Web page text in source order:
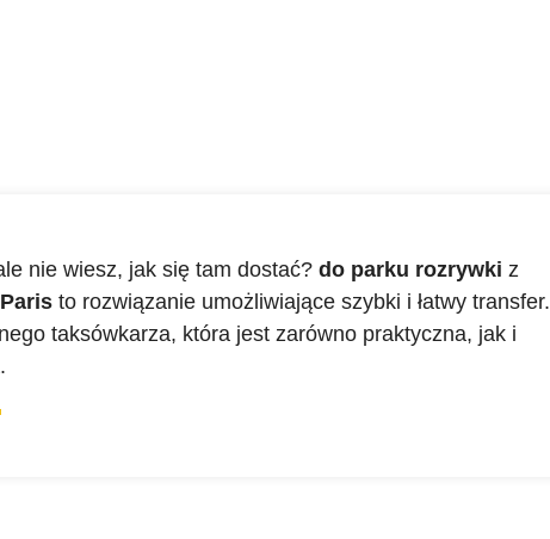
nie wiesz, jak się tam dostać? do parku rozrywki z
to rozwiązanie umożliwiające szybki i łatwy transfer.
taksówkarza, która jest zarówno praktyczna, jak i